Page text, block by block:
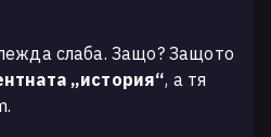
слаба. Защо? Защото
„история“, а тя